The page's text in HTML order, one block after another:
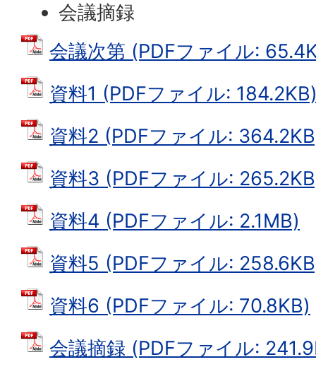
会議摘録
会議次第 (PDFファイル:
資料1 (PDFファイル:
資料2 (PDFファイル:
資料3 (PDFファイル:
資料4 (PDFファイル: 2.1MB)
資料5 (PDFファイル:
資料6 (PDFファイル: 70.8KB)
会議摘録 (PDFファイル: